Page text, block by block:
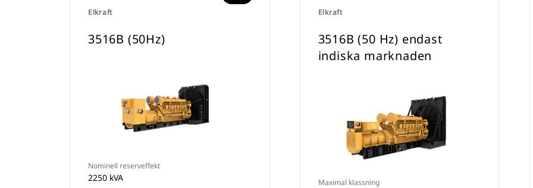
Elkraft
3516B (50Hz)
Nominell reserveffekt
2250 kVA
Elkraft
3516B (50 Hz) endast
indiska marknaden
Maximal klassning